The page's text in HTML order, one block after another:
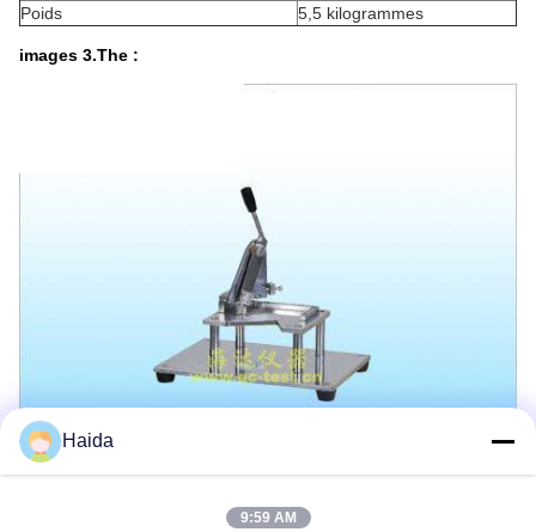
Poids
5,5 kilogrammes
images 3.The :
Haida
9:59 AM